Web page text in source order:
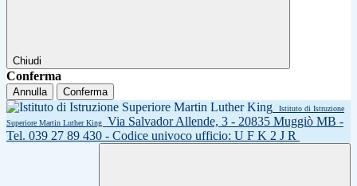
Chiudi
Conferma
Annulla Conferma
Istituto di Istruzione
Superiore Martin Luther King
Via Salvador Allende, 3 - 20835 Muggiò MB -
Tel. 039 27 89 430 - Codice univoco ufficio: U F K 2 J R